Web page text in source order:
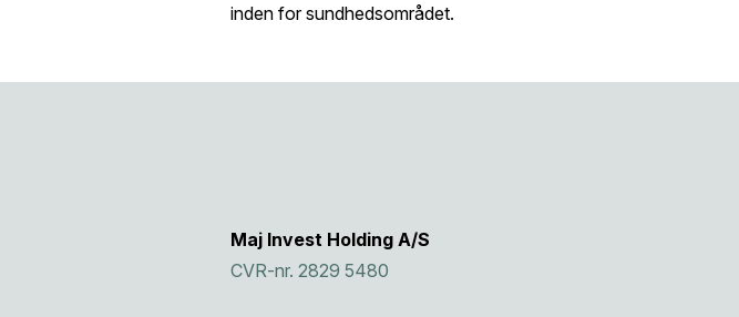
inden for sundhedsområdet.
Maj Invest Holding A/S
CVR-nr. 2829 5480